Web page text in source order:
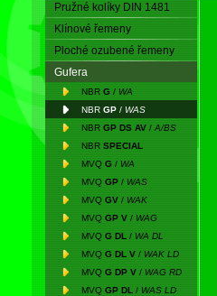
Pružné kolíky DIN 1481
Klínové řemeny
Ploché ozubené řemeny
Gufera
NBR G / WA
NBR GP / WAS
NBR GP DS AV / A/BS
NBR SPECIAL
MVQ G / WA
MVQ GP / WAS
MVQ GV / WAK
MVQ GP V / WAG
MVQ G DL / WA DL
MVQ G DL V / WAK LD
MVQ G DP V / WAG RD
MVQ GP DL / WAS LD